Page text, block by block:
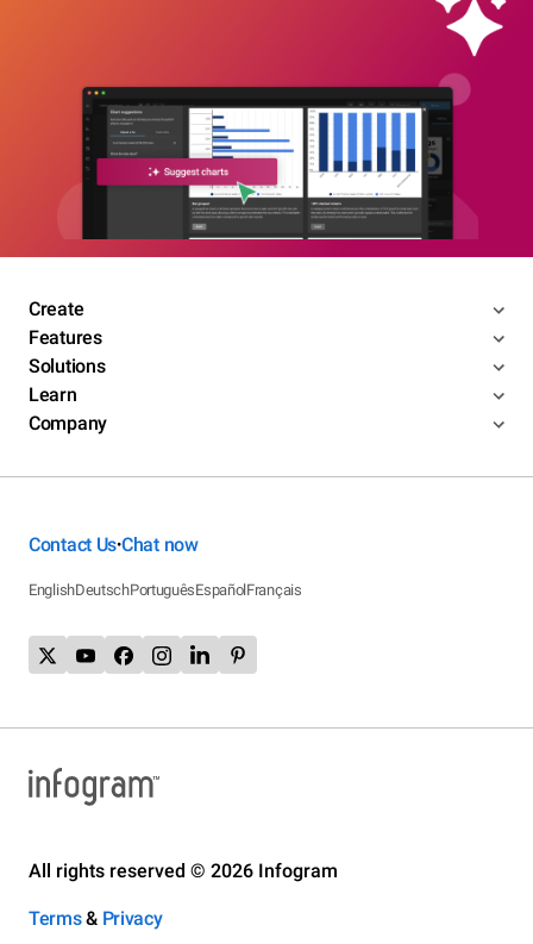
Create
Features
Solutions
Learn
Company
Contact Us•Chat now
EnglishDeutschPortuguêsEspañolFrançais
All rights reserved © 2026 Infogram
Terms& Privacy